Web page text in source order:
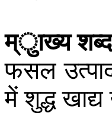
म्ुाख्य शब्द
फसल
में शुद्ध खाद्य